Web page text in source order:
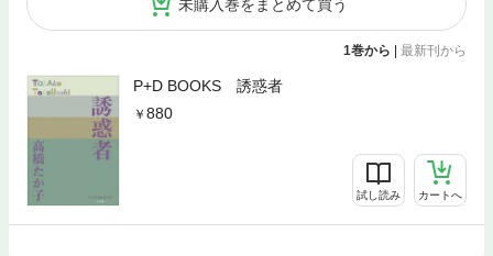
未購入巻をまとめて買う
1巻から | 最新刊から
P+D BOOKS 誘惑者
880
試し読み カートへ